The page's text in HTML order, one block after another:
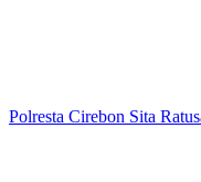
Polresta Cirebon Sita